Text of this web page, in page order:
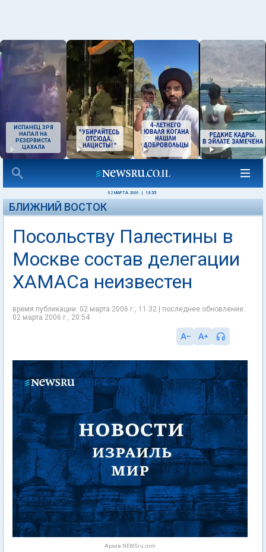
ИСПАНЕЦ ЗРЯ
НАПАЛ НА
РЕЗЕРВИСТА
ЦАХАЛА
02 МАРТА 2006 13:55
БЛИЖНИЙ ВОСТОК
Посольству Палестины в
Москве состав делегации
ХАМАСа неизвестен
время публикации: 02 марта 2006 г., 11:32 | последнее обновление:
02 марта 2006 г., 20:54
Архив NEWSru.com